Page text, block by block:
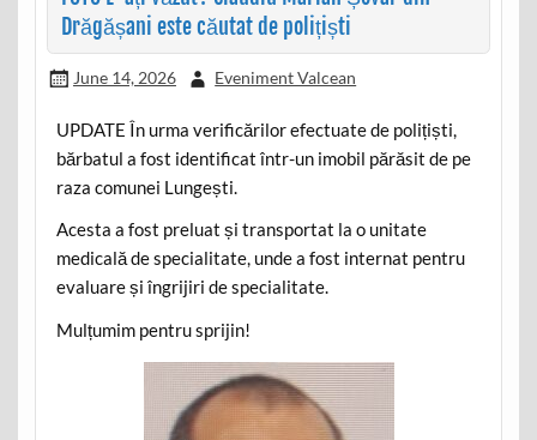
Drăgășani este căutat de polițiști
June 14, 2026 Eveniment Valcean
UPDATE În urma verificărilor efectuate de polițiști,
bărbatul a fost identificat într-un imobil părăsit de pe
raza comunei Lungești.
Acesta a fost preluat și transportat la o unitate
medicală de specialitate, unde a fost internat pentru
evaluare și îngrijiri de specialitate.
Mulțumim pentru sprijin!